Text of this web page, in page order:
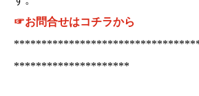
☞お問合せはコチラから
*********************